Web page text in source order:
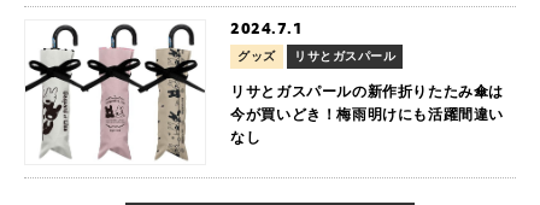
2024.7.1
グッズ リサとガスパール
リサとガスパールの新作折りたたみ傘は
今が買いどき！梅雨明けにも活躍間違い
なし